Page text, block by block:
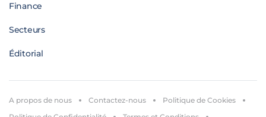
Finance
Secteurs
Éditorial
A propos de nous Contactez-nous
Politique de Cookies